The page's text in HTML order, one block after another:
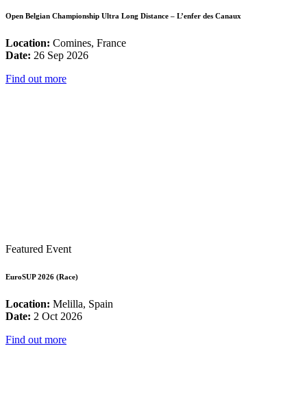
Open Belgian Championship Ultra Long Distance – L’enfer des Canaux
Location: Comines, France
Date: 26 Sep 2026
Find out more
Featured Event
EuroSUP 2026 (Race)
Location: Melilla, Spain
Date: 2 Oct 2026
Find out more